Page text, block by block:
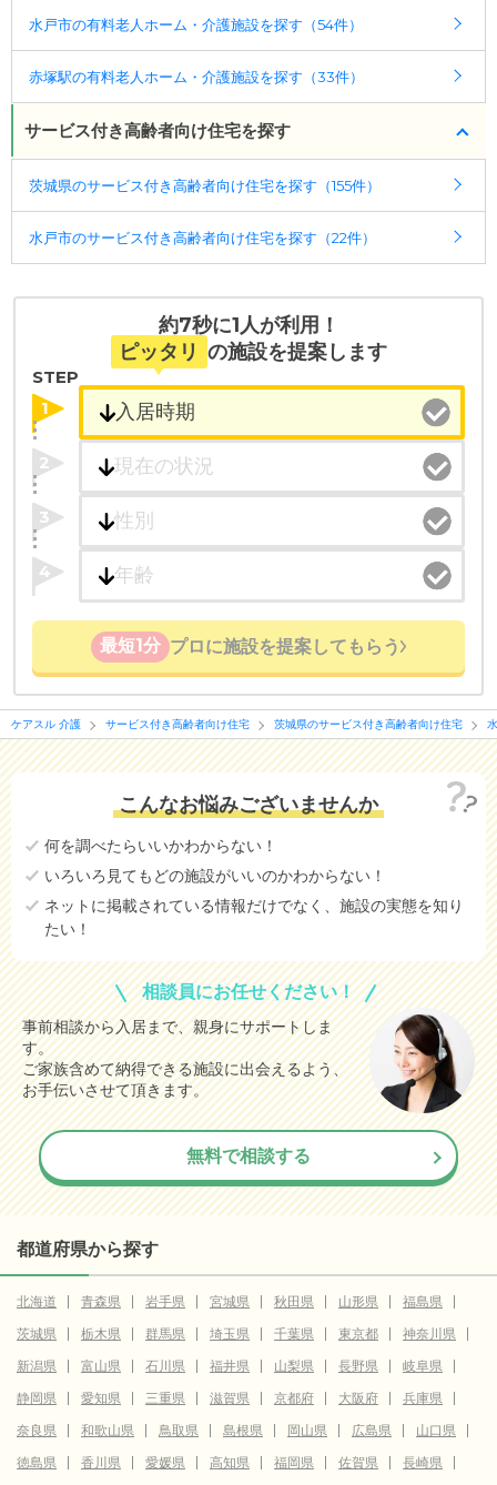
水戸市の有料老人ホーム・介護施設を探す（54件）
赤塚駅の有料老人ホーム・介護施設を探す（33件）
サービス付き高齢者向け住宅を探す
茨城県のサービス付き高齢者向け住宅を探す（155件）
水戸市のサービス付き高齢者向け住宅を探す（22件）
約7秒に1人が利用！
ピッタリ の施設を提案します
STEP
1
2
3
4
最短1分 プロに施設を提案してもらう
ケアスル 介護 サービス付き高齢者向け住宅 茨城県のサービス付き高齢者向け住宅
こんなお悩みございませんか
何を調べたらいいかわからない！
いろいろ見てもどの施設がいいのかわからない！
ネットに掲載されている情報だけでなく、施設の実態を知り
たい！
相談員にお任せください！
事前相談から入居まで、親身にサポートしま
す。
ご家族含めて納得できる施設に出会えるよう、
お手伝いさせて頂きます。
無料で相談する
都道府県から探す
北海道 青森県 岩手県 宮城県 秋田県 山形県
福島県
茨城県
栃木県 群馬県 埼玉県 千葉県 東京都
神奈川県
新潟県
富山県 石川県 福井県 山梨県 長野県
岐阜県
静岡県
愛知県 三重県 滋賀県 京都府 大阪府
兵庫県
奈良県
和歌山県 鳥取県 島根県 岡山県 広島県
山口県
徳島県
香川県 愛媛県 高知県 福岡県 佐賀県
長崎県